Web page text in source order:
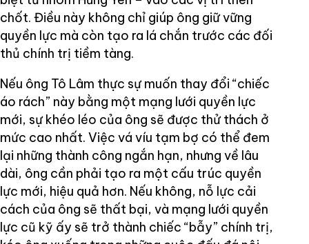
chốt. Điều này không chỉ giúp ông giữ vững
quyền lực mà còn tạo ra lá chắn trước các đối
thủ chính trị tiềm tàng.
Nếu ông Tô Lâm thực sự muốn thay đổi “chiếc
áo rách” này bằng một mạng lưới quyền lực
mới, sự khéo léo của ông sẽ được thử thách ở
mức cao nhất. Việc vá víu tạm bợ có thể đem
lại những thành công ngắn hạn, nhưng về lâu
dài, ông cần phải tạo ra một cấu trúc quyền
lực mới, hiệu quả hơn. Nếu không, nỗ lực cải
cách của ông sẽ thất bại, và mạng lưới quyền
lực cũ kỹ ấy sẽ trở thành chiếc “bẫy” chính trị,